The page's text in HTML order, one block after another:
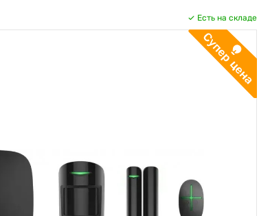
Есть на складе